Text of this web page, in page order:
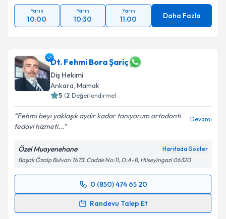
Yarın
10:00
Yarın
10:30
Yarın
11:00 Daha Fazla
Dt. Fehmi Bora Şariç
Diş Hekimi
Ankara, Mamak
5 (2 Değerlendirme)
Fehmi beyi yaklaşık aydır kadar tanıyorum ortodonti
tedavi hizmeti...
Devamı
Özel Muayenehane Haritada Göster
Başak Özalp Bulvarı 1673. Cadde No:11, D:A-B, Hüseyingazi 06320
0 (850) 474 65 20
Randevu Talep Et
Randevu Takvimi Talebi